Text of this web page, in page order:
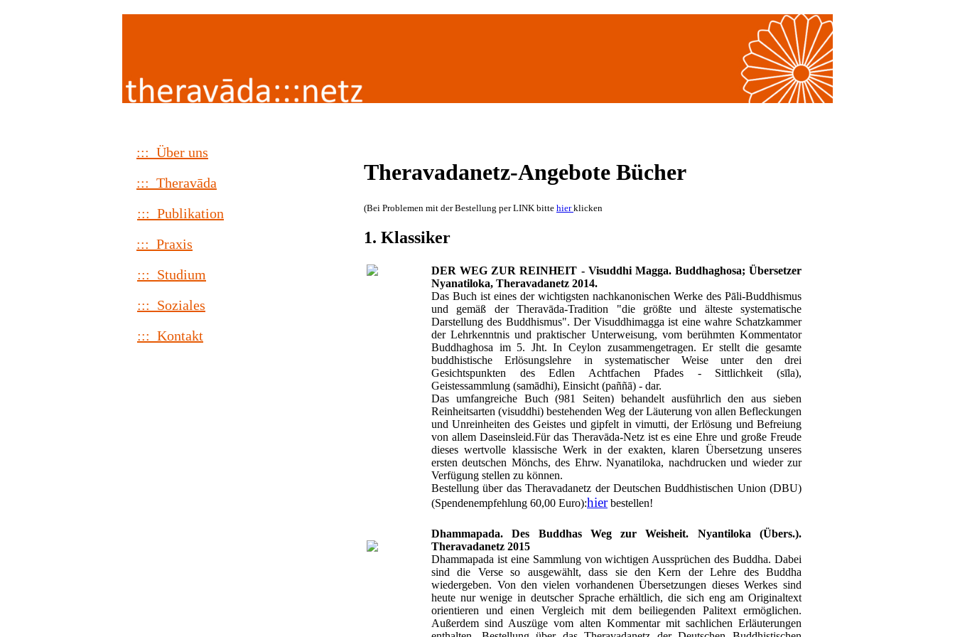
::: Über uns
::: Theravāda
::: Publikation
::: Praxis
::: Studium
::: Soziales
::: Kontakt
Theravadanetz-Angebote Bücher
(Bei Problemen mit der Bestellung per LINK bitte hierklicken
1. Klassiker
DER WEG ZUR REINHEIT - Visuddhi Magga. Buddhaghosa; Übersetzer
Nyanatiloka, Theravadanetz 2014.
Das Buch ist eines der wichtigsten nachkanonischen Werke des Pāli-Buddhismus
und gemäß der Theravāda-Tradition "die größte und älteste systematische
Darstellung des Buddhismus". Der Visuddhimagga ist eine wahre Schatzkammer
der Lehrkenntnis und praktischer Unterweisung, vom berühmten Kommentator
Buddhaghosa im 5. Jht. In Ceylon zusammengetragen. Er stellt die gesamte
buddhistische Erlösungslehre in systematischer Weise unter den drei
Gesichtspunkten des Edlen Achtfachen Pfades - Sittlichkeit (sīla),
Geistessammlung (samādhi), Einsicht (paññā) - dar.
Das umfangreiche Buch (981 Seiten) behandelt ausführlich den aus sieben
Reinheitsarten (visuddhi) bestehenden Weg der Läuterung von allen Befleckungen
und Unreinheiten des Geistes und gipfelt in vimutti, der Erlösung und Befreiung
von allem Daseinsleid.Für das Theravāda-Netz ist es eine Ehre und große Freude
dieses wertvolle klassische Werk in der exakten, klaren Übersetzung unseres
ersten deutschen Mönchs, des Ehrw. Nyanatiloka, nachdrucken und wieder zur
Verfügung stellen zu können.
Bestellung über das Theravadanetz der Deutschen Buddhistischen Union (DBU)
(Spendenempfehlung 60,00 Euro):hierbestellen!
Dhammapada. Des Buddhas Weg zur Weisheit. Nyantiloka (Übers.).
Theravadanetz 2015
Dhammapada ist eine Sammlung von wichtigen Aussprüchen des Buddha. Dabei
sind die Verse so ausgewählt, dass sie den Kern der Lehre des Buddha
wiedergeben. Von den vielen vorhandenen Übersetzungen dieses Werkes sind
heute nur wenige in deutscher Sprache erhältlich, die sich eng am Originaltext
orientieren und einen Vergleich mit dem beiliegenden Palitext ermöglichen.
Außerdem sind Auszüge vom alten Kommentar mit sachlichen Erläuterungen